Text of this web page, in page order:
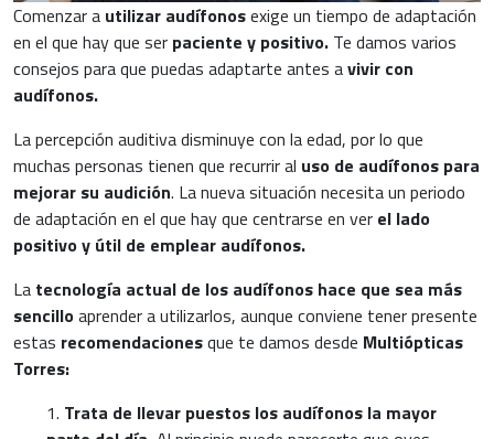
Comenzar a utilizar audífonosexige un tiempo de adaptación
en el que hay que ser paciente y positivo. Te damos varios
consejos para que puedas adaptarte antes avivir con
audífonos.
La percepción auditiva disminuye con la edad, por lo que
muchas personas tienen que recurrir al uso de audífonos para
mejorar su audición. La nueva situación necesita un periodo
de adaptación en el que hay que centrarse en ver el lado
positivo y útil de emplear audífonos.
La tecnología actual de los audífonos hace que sea más
sencilloaprender a utilizarlos, aunque conviene tener presente
estas recomendacionesque te damos desde Multiópticas
Torres:
1. Trata de llevar puestos los audífonos la mayor